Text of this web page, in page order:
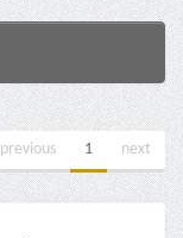
previous 1 next